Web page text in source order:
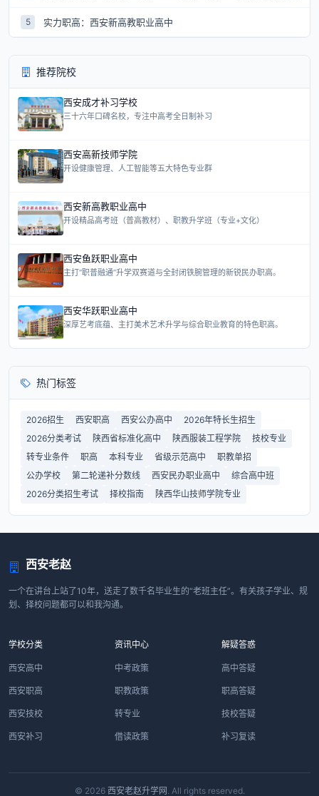
5 实力职高：西安新高教职业高中
推荐院校
西安成才补习学校
三十六年口碑名校，专注中高考全日制补习
西安高新技师学院
开设健康管理、人工智能等五大特色专业群
西安新高教职业高中
开设精品高考班（普高教材）、职教升学班（专业+文化）
西安鱼跃职业高中
主打“职普融通”升学双赛道与全封闭铁腕管理的新锐民办职高。
西安华跃职业高中
深厚艺考底蕴、主打美术艺术升学与综合职业教育的特色职高。
热门标签
2026招生 西安职高 西安公办高中
2026年特长生招生
2026分类考试
陕西省标准化高中 陕西服装工程学院
技校专业
转专业条件
职高 本科专业 省级示范高中
职教单招
公办学校
第二轮递补分数线 西安民办职业高中
综合高中班
2026分类招生考试
择校指南 陕西华山技师学院专业
西安老赵
一个在讲台上站了10年，送走了数千名毕业生的“老班主任”。有关孩子学业、规
划、择校问题都可以和我沟通。
学校分类
西安高中
西安职高
西安技校
西安补习
资讯中心
中考政策
职教政策
转专业
借读政策
解疑答惑
高中答疑
职高答疑
技校答疑
补习复读
© 2026 西安老赵升学网 . All rights reserved.